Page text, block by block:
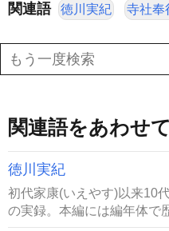
関連語 徳川実紀 寺社奉
関連語をあわせ
徳川実紀
初代家康(いえやす)以来10
の実録。本編には編年体で